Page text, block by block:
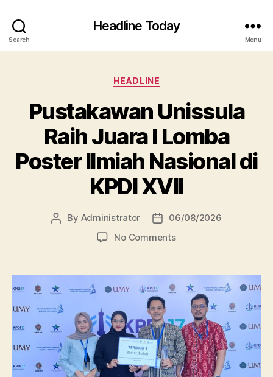
Search
Headline Today
Menu
Categories
HEADLINE
Pustakawan Unissula
Raih Juara I Lomba
Poster Ilmiah Nasional di
KPDI XVII
Post
By Administrator
Post06/08/2026
No Commentson
Raih
Juara
Lomba
Poster
Ilmiah
Nasional
di